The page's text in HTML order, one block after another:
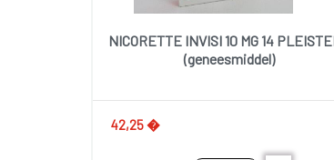
NICORETTE INVISI 10 MG 14
(geneesmiddel)
42,25 �